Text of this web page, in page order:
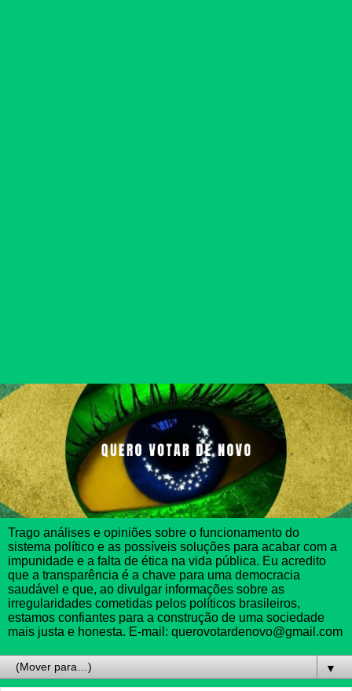
Trago análises e opiniões sobre o funcionamento do
sistema político e as possíveis soluções para acabar com a
impunidade e a falta de ética na vida pública. Eu acredito
que a transparência é a chave para uma democracia
saudável e que, ao divulgar informações sobre as
irregularidades cometidas pelos políticos brasileiros,
estamos confiantes para a construção de uma sociedade
mais justa e honesta. E-mail: querovotardenovo@gmail.com
▼